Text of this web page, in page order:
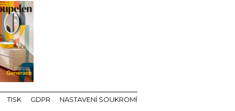
TISK GDPR NASTAVENÍ SOUKROMÍ